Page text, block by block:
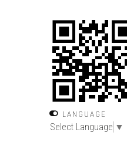
LANGUAGE
Select Language ▼